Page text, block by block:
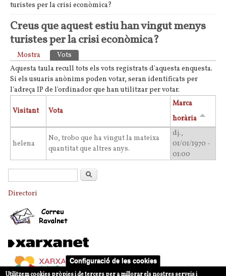
turistes per la crisi econòmica?
Creus que aquest estiu han vingut menys
turistes per la crisi econòmica?
Pestanyes primàries
Mostra Vots
Aquesta taula recull tots els vots registrats d'aquesta enquesta.
Si els usuaris anònims poden votar, seran identificats per
l'adreça IP de l'ordinador que han utilitzar per votar.
Visitant Vota
Marca
horària
helena
No, trobo que ha vingut la mateixa
quantitat que altres anys.
dj.,
01/01/1970 -
01:00
Formulari de cercaCerca
Directori
Configuració de les cookies